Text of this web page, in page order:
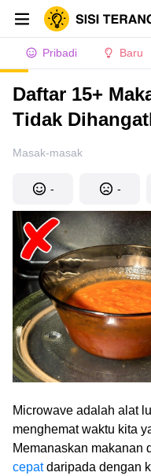
Pribadi Baru
Daftar 15+
Tidak
Masak-masak
- -
Microwave adalah alat
menghemat waktu kita
Memanaskan makanan
cepatdaripada dengan